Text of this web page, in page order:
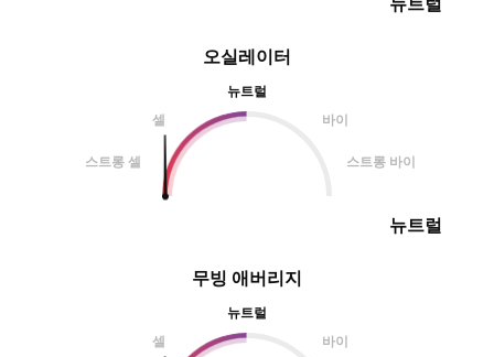
오실레이터
뉴트럴
셀
바이
스트롱 셀 스트롱 바이
뉴트럴
무빙 애버리지
뉴트럴
셀
바이